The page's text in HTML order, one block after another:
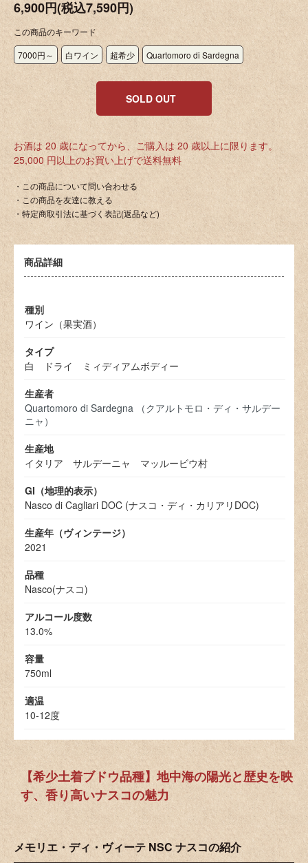
6,900円(税込7,590円)
この商品のキーワード
7000円～
白ワイン 超希少 Quartomoro di Sardegna
SOLD OUT
お酒は 20 歳になってから、ご購入は 20 歳以上に限ります。
25,000 円以上のお買い上げで送料無料
・この商品について問い合わせる
・この商品を友達に教える
・特定商取引法に基づく表記(返品など)
商品詳細
種別
ワイン（果実酒）
タイプ
白 ドライ ミィディアムボディー
生産者
Quartomoro di Sardegna （クアルトモロ・ディ・サルデー
ニャ）
生産地
イタリア サルデーニャ マッルービウ村
GI（地理的表示）
Nasco di Cagliari DOC (ナスコ・ディ・カリアリDOC)
生産年（ヴィンテージ）
2021
品種
Nasco(ナスコ)
アルコール度数
13.0%
容量
750ml
適温
10-12度
【希少土着ブドウ品種】地中海の陽光と歴史を映
す、香り高いナスコの魅力
メモリエ・ディ・ヴィーテ NSC ナスコの紹介